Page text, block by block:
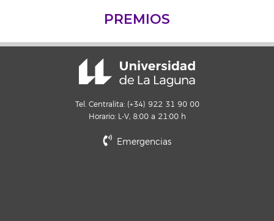
PREMIOS
Tel. Centralita: (+34) 922 31 90 00
Horario: L-V, 8:00 a 21:00 h
Emergencias